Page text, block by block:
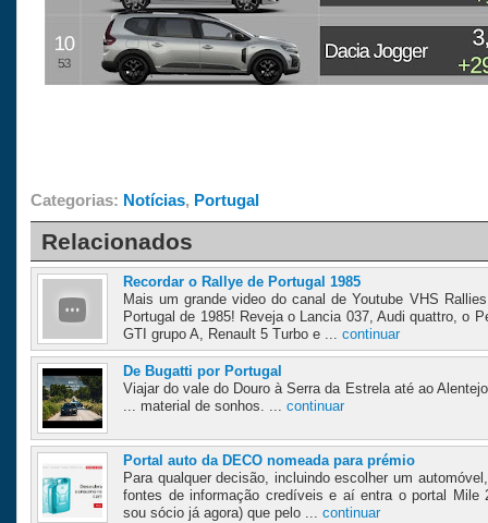
Categorias: Notícias, Portugal
Relacionados
Recordar o Rallye de Portugal 1985
Mais um grande video do canal de Youtube VHS
Portugal de 1985! Reveja o Lancia 037, Audi quattro, o
GTI grupo A, Renault 5 Turbo e ... continuar
De Bugatti por Portugal
Viajar do vale do Douro à Serra da Estrela até ao
... material de sonhos. ... continuar
Portal auto da DECO nomeada para prémio
Para qualquer decisão, incluindo escolher um
fontes de informação credíveis e aí entra o portal Mile
sou sócio já agora) que pelo ... continuar